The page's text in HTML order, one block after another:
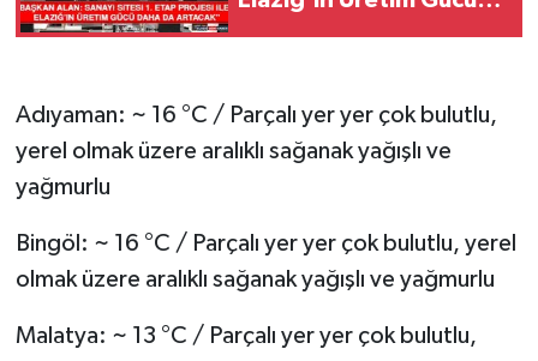
Adıyaman: ~ 16 °C / Parçalı yer yer çok bulutlu,
yerel olmak üzere aralıklı sağanak yağışlı ve
yağmurlu
Bingöl: ~ 16 °C / Parçalı yer yer çok bulutlu, yerel
olmak üzere aralıklı sağanak yağışlı ve yağmurlu
Malatya: ~ 13 °C / Parçalı yer yer çok bulutlu,